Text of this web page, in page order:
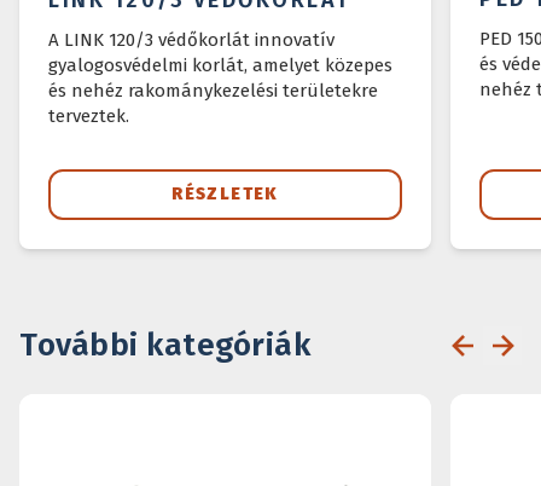
A LINK 120/3 védőkorlát innovatív
gyalogosvédelmi korlát, amelyet közepes
és nehéz rakománykezelési területekre
terveztek.
RÉSZLETEK
PED
és
nehéz
További kategóriák